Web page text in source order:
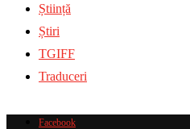
Știință
Știri
TGIFF
Traduceri
Facebook